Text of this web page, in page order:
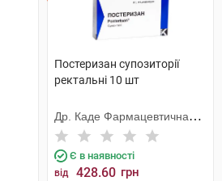
Постеризан супозиторії
ректальні 10 шт
Др. Каде Фармацевтична
Фабрика
Є в наявності
від 428.60 грн